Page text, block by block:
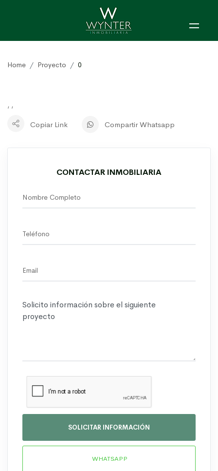
Home Proyecto 0
, ,
Copiar Link Compartir Whatsapp
CONTACTAR INMOBILIARIA
SOLICITAR INFORMACIÓN
WHATSAPP